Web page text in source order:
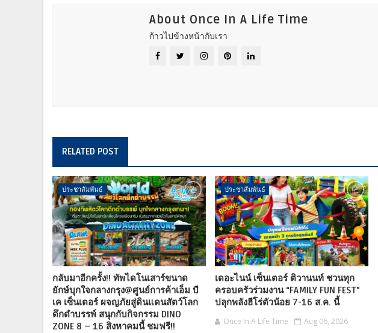
About Once In A Life Time
ก้าวไปข้างหน้ากับเรา
RELATED POST
ประชาสัมพันธ์
กลับมาอีกครั้ง!! ทัพไดโนเสาร์ขนาด
ยักษ์บุกใจกลางกรุง@ศูนย์การค้าเอ็ม บี
เค เซ็นเตอร์ ผจญภัยสู่ดินแดนสัตว์โลก
ดึกดำบรรพ์ สนุกกับกิจกรรม DINO
ZONE 8 – 16 สิงหาคมนี้ ชมฟรี!!
ประชาสัมพันธ์
เดอะไนน์ เซ็นเตอร์ ติวานนท์ ชวนทุก
ครอบครัวร่วมงาน “FAMILY FUN FEST”
ปลุกพลังฮีโร่ตัวน้อย 7-16 ส.ค. นี้
Once In A Life Time Aug 06, 2026